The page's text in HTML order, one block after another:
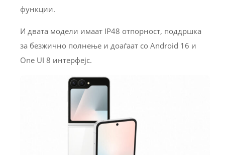
функции.
И двата модели имаат IP48 отпорност, поддршка
за безжично полнење и доаѓаат со Android 16 и
One UI 8 интерфејс.